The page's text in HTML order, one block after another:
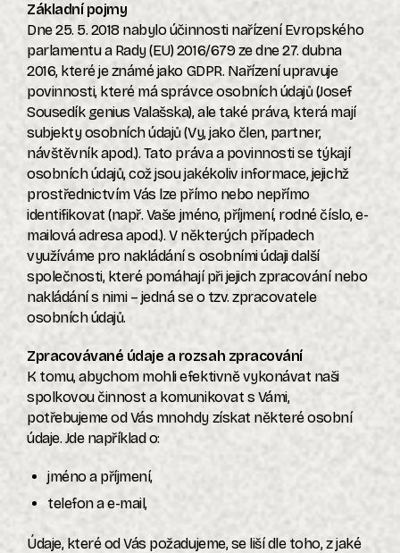
Základní pojmy
Dne 25. 5. 2018 nabylo účinnosti nařízení Evropského
parlamentu a Rady (EU) 2016/679 ze dne 27. dubna
2016, které je známé jako GDPR. Nařízení upravuje
povinnosti, které má správce osobních údajů (Josef
Sousedík genius Valašska), ale také práva, která mají
subjekty osobních údajů (Vy, jako člen, partner,
návštěvník apod.). Tato práva a povinnosti se týkají
osobních údajů, což jsou jakékoliv informace, jejichž
prostřednictvím Vás lze přímo nebo nepřímo
identifikovat (např. Vaše jméno, příjmení, rodné číslo, e-
mailová adresa apod.). V některých případech
využíváme pro nakládání s osobními údaji další
společnosti, které pomáhají při jejich zpracování nebo
nakládání s nimi – jedná se o tzv. zpracovatele
osobních údajů.
Zpracovávané údaje a rozsah zpracování
K tomu, abychom mohli efektivně vykonávat naši
spolkovou činnost a komunikovat s Vámi,
potřebujeme od Vás mnohdy získat některé osobní
údaje. Jde například o:
jméno a příjmení,
telefon a e-mail,
Údaje, které od Vás požadujeme, se liší dle toho, z jaké